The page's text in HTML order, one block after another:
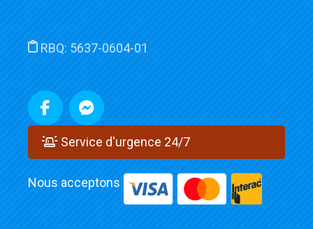
RBQ: 5637-0604-01
Service d'urgence 24/7
Nous acceptons